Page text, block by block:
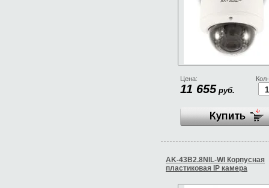
Цена:
11 655 руб.
AK-43B2.8NIL-WI Корпусная
пластиковая IP камера